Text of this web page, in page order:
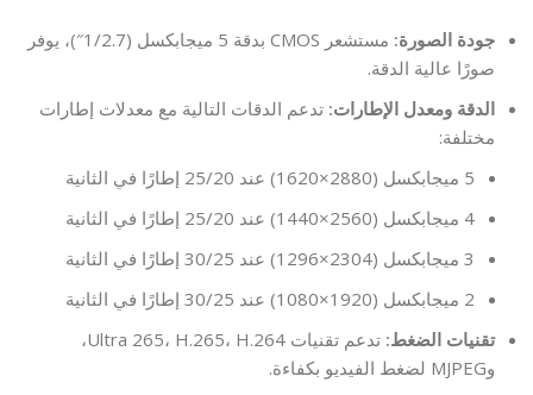
جودة الصورة:
مستشعر CMOS بدقة 5 ميجابكسل (1/2.7″)، يوفر
صورًا عالية الدقة.
الدقة ومعدل الإطارات: تدعم الدقات التالية مع معدلات إطارات
مختلفة:
5 ميجابكسل (2880×1620) عند 25/20 إطارًا في الثانية
4 ميجابكسل (2560×1440) عند 25/20 إطارًا في الثانية
3 ميجابكسل (2304×1296) عند 30/25 إطارًا في الثانية
2 ميجابكسل (1920×1080) عند 30/25 إطارًا في الثانية
تقنيات الضغط:
تدعم تقنيات Ultra 265، H.265، H.264،
وMJPEG لضغط الفيديو بكفاءة.